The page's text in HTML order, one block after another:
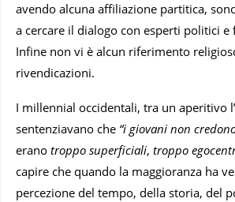
avendo alcuna affiliazione partitica,
a cercare il dialogo con esperti politici
Infine non vi è alcun riferimento
rivendicazioni.
I millennial occidentali, tra un aperitivo
sentenziavano che “i giovani non
erano troppo superficiali, troppo
capire che quando la maggioranza ha
percezione del tempo, della storia, del